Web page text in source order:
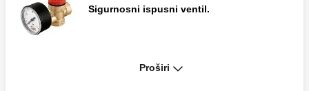
Sigurnosni ispusni ventil.
Proširi